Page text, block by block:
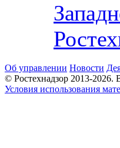
Об управлении Новости
© Ростехнадзор 2013-2026.
Условия использования